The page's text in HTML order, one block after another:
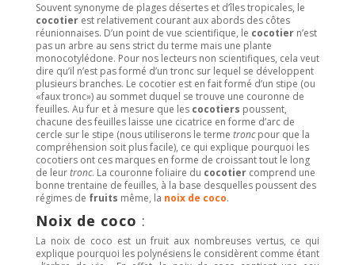
Souvent synonyme de plages désertes et d’îles tropicales, le
cocotierest relativement courant aux abords des côtes
réunionnaises. D’un point de vue scientifique, le cocotiern’est
pas un arbre au sens strict du terme mais une plante
monocotylédone. Pour nos lecteurs non scientifiques, cela veut
dire qu’il n’est pas formé d’un tronc sur lequel se développent
plusieurs branches. Le cocotierest en fait formé d’un stipe (ou
«faux tronc») au sommet duquel se trouve une couronne de
feuilles. Au fur et à mesure que les cocotiers poussent,
chacune des feuilles laisse une cicatrice en forme d’arc de
cercle sur le stipe (nous utiliserons le terme troncpour que la
compréhension soit plus facile), ce qui explique pourquoi les
cocotiersont ces marques en forme de croissant tout le long
de leurtronc. La couronne foliaire du cocotiercomprend une
bonne trentaine de feuilles, à la base desquelles poussent des
régimes de fruits même, la noix de coco.
Noix de coco :
La noix de coco est unfruit aux nombreuses vertus, ce qui
explique pourquoi les polynésiens le considèrent comme étant